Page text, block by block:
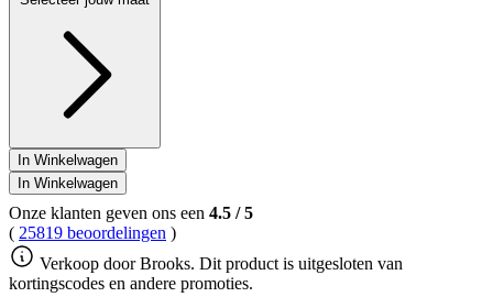
In Winkelwagen
In Winkelwagen
Onze klanten geven ons een 4.5 /5
( 25819 beoordelingen )
Verkoop door Brooks. Dit product is uitgesloten van
kortingscodes en andere promoties.